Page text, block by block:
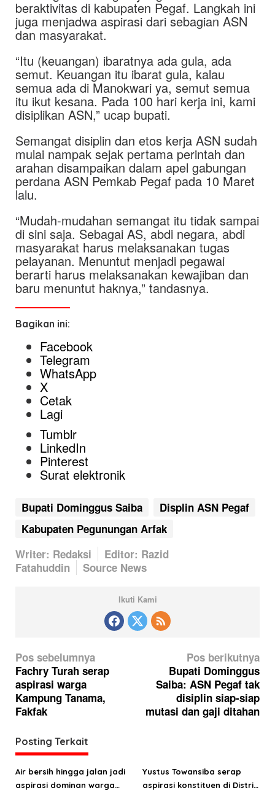
beraktivitas di kabupaten Pegaf. Langkah ini
juga menjadwa aspirasi dari sebagian ASN
dan masyarakat.
“Itu (keuangan) ibaratnya ada gula, ada
semut. Keuangan itu ibarat gula, kalau
semua ada di Manokwari ya, semut semua
itu ikut kesana. Pada 100 hari kerja ini, kami
disiplikan ASN,” ucap bupati.
Semangat disiplin dan etos kerja ASN sudah
mulai nampak sejak pertama perintah dan
arahan disampaikan dalam apel gabungan
perdana ASN Pemkab Pegaf pada 10 Maret
lalu.
“Mudah-mudahan semangat itu tidak sampai
di sini saja. Sebagai AS, abdi negara, abdi
masyarakat harus melaksanakan tugas
pelayanan. Menuntut menjadi pegawai
berarti harus melaksanakan kewajiban dan
baru menuntut haknya,” tandasnya.
Bagikan ini:
Facebook
Telegram
WhatsApp
X
Cetak
Lagi
Tumblr
LinkedIn
Pinterest
Surat elektronik
Bupati Dominggus Saiba
Displin ASN Pegaf
Kabupaten Pegunungan Arfak
Writer: Redaksi
Editor: Razid
Fatahuddin
Source News
Ikuti Kami
N
a
v
i
a
s
i
Pos sebelumnya
Fachry Turah serap
aspirasi warga
Kampung Tanama,
Fakfak
Pos berikutnya
Bupati Dominggus
Saiba: ASN Pegaf tak
disiplin siap-siap
mutasi dan gaji ditahan
Posting Terkait
Air bersih hingga jalan jadi
aspirasi dominan warga
Yustus Towansiba serap
aspirasi konstituen di Distrik